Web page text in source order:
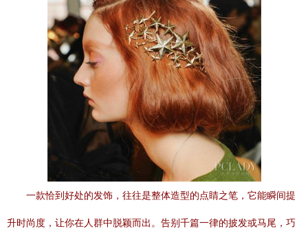
一款恰到好处的发饰，往往是整体造型的点睛之笔，它能瞬间提
升时尚度，让你在人群中脱颖而出。告别千篇一律的披发或马尾，巧